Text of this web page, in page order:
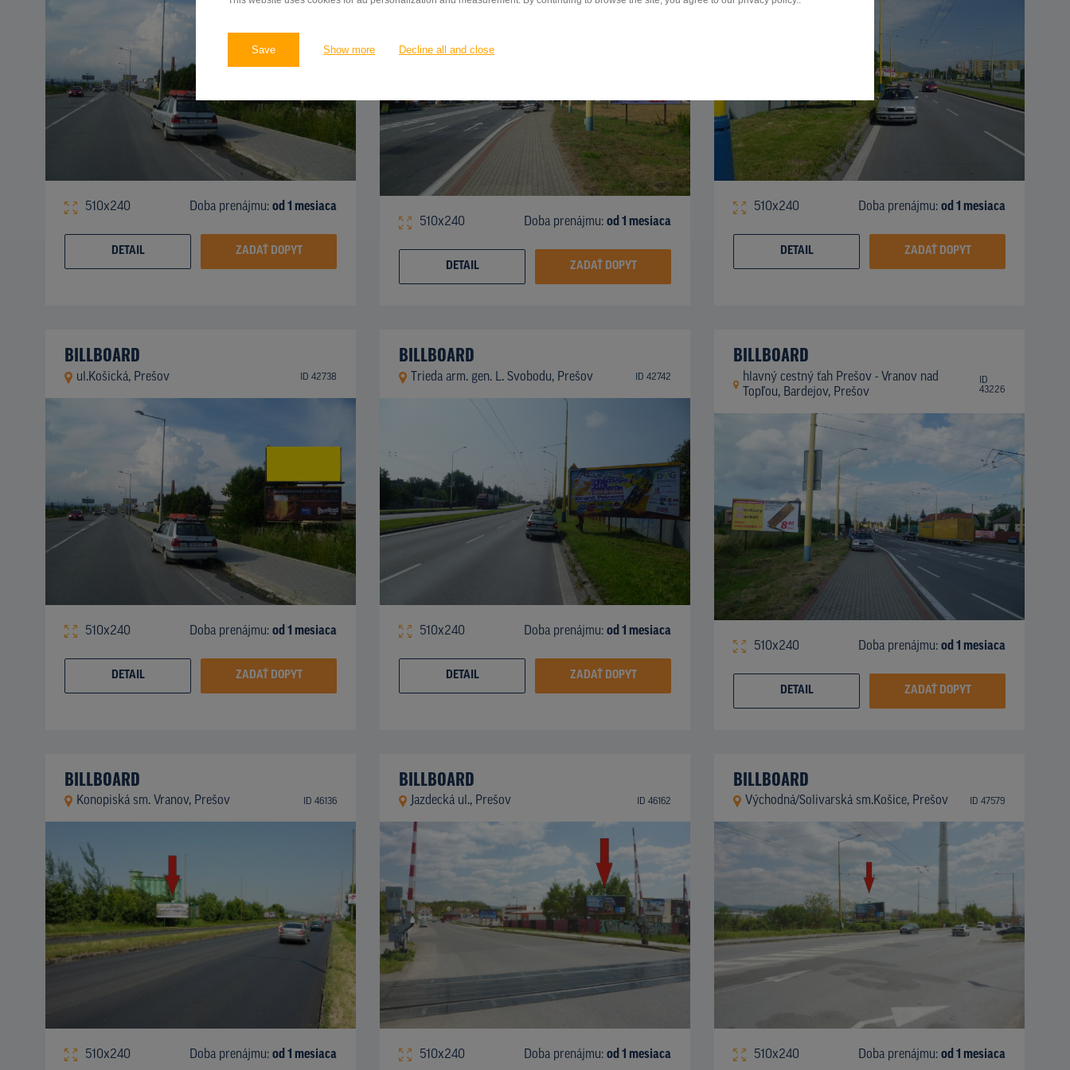
Save Show more Decline all and close
510x240 Doba prenájmu: od 1 mesiaca
DETAIL ZADAŤ DOPYT
510x240 Doba prenájmu: od 1 mesiaca
DETAIL ZADAŤ DOPYT
510x240 Doba prenájmu: od 1 mesiaca
DETAIL ZADAŤ DOPYT
BILLBOARD
ul.Košická, Prešov ID 42738
510x240 Doba prenájmu: od 1 mesiaca
DETAIL ZADAŤ DOPYT
BILLBOARD
Trieda arm. gen. L. Svobodu, Prešov ID 42742
510x240 Doba prenájmu: od 1 mesiaca
DETAIL ZADAŤ DOPYT
BILLBOARD
hlavný cestný ťah Prešov - Vranov nad
Topľou, Bardejov, Prešov
ID
43226
510x240 Doba prenájmu: od 1 mesiaca
DETAIL ZADAŤ DOPYT
BILLBOARD
Konopiská sm. Vranov, Prešov ID 46136
510x240 Doba prenájmu: od 1 mesiaca
BILLBOARD
Jazdecká ul., Prešov ID 46162
510x240 Doba prenájmu: od 1 mesiaca
BILLBOARD
Východná/Solivarská sm.Košice, Prešov ID 47579
510x240 Doba prenájmu: od 1 mesiaca